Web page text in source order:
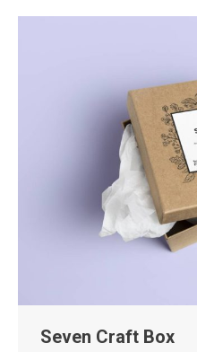
Seven Craft Box